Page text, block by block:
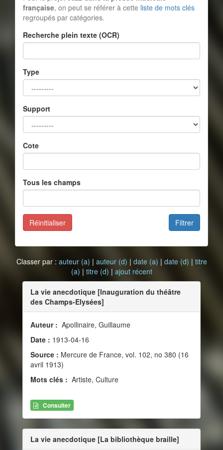
française, on peut se référer à cette liste de mots clés
regroupés par catégories.
Recherche plein texte (OCR)
Type
Support
Cote
Tous les champs
Filtrer
Réinitialiser
Classer par : auteur (a) | auteur (d) | date (a) | date (d) | titre
(a) | titre (d) | ajout récent
La vie anecdotique [Inauguration du théâtre
des Champs-Elysées]
Auteur : Apollinaire, Guillaume
Date : 1913-04-16
Source : Mercure de France, vol. 102, no 380 (16
avril 1913)
Mots clés : Artiste, Culture
Consulter
La vie anecdotique [La bibliothèque braille]